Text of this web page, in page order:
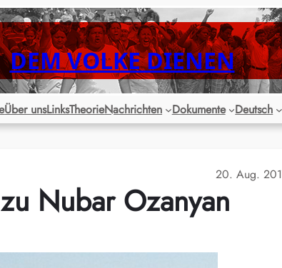
DEM VOLKE DIENEN
Über unsLinksTheorieNachrichten Dokumente Deutsch
20. Aug.
Nubar Ozanyan